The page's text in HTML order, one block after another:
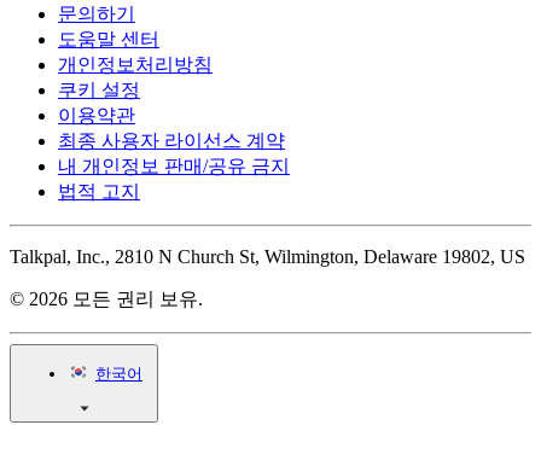
문의하기
도움말 센터
개인정보처리방침
쿠키 설정
이용약관
최종 사용자 라이선스 계약
내 개인정보 판매/공유 금지
법적 고지
Talkpal, Inc., 2810 N Church St, Wilmington, Delaware 19802, US
© 2026 모든 권리 보유.
한국어